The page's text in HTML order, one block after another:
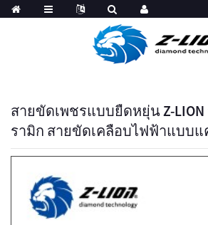
สายขัดเพชรแบบยืดหยุ่น Z-
รามิก สายขัดเคลือบไฟฟ้าแบบแ